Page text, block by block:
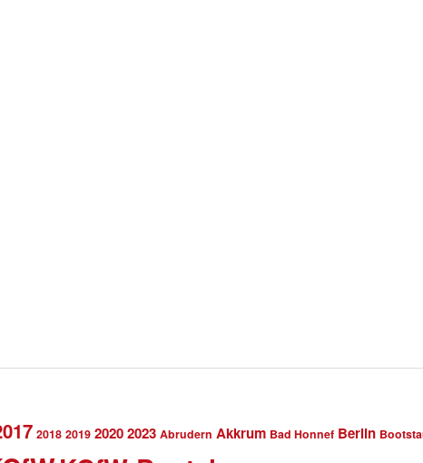
2018 2019 20202023 Abrudern Akkrum Bad Honnef Berlin